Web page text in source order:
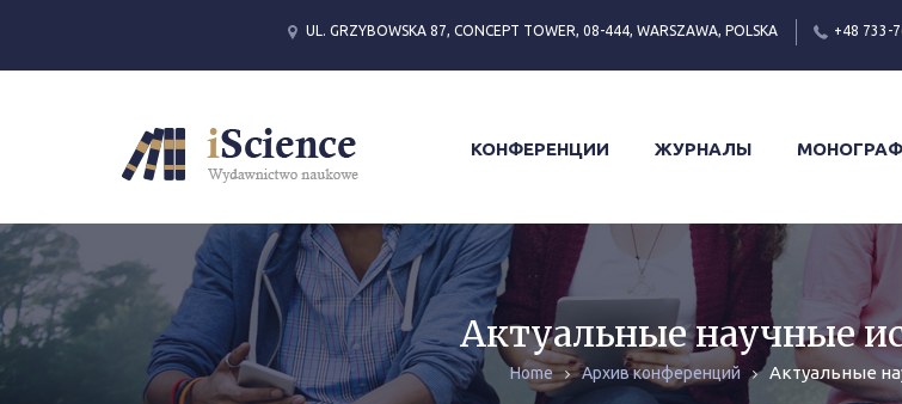
UL. GRZYBOWSKA 87, CONCEPT TOWER, 08-444, WARSZAWA, POLSKA +48 733-
КОНФЕРЕНЦИИ ЖУРНАЛЫ
Актуальные научные
Home Архив конференций Актуальные